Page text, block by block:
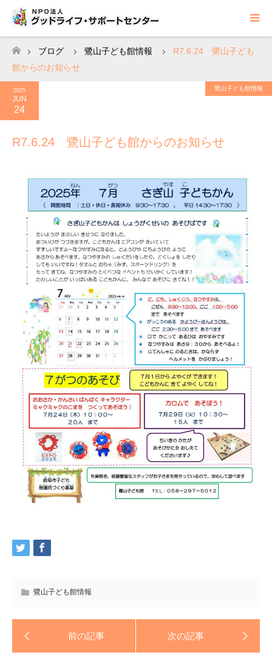
ホーム
ブログ 鷺山子ども館情報
R7.6.24 鷺山子ども
館からのお知らせ
2025
JUN
24
鷺山子ども館情報
R7.6.24 鷺山子ども館からのお知らせ
鷺山子ども館情報